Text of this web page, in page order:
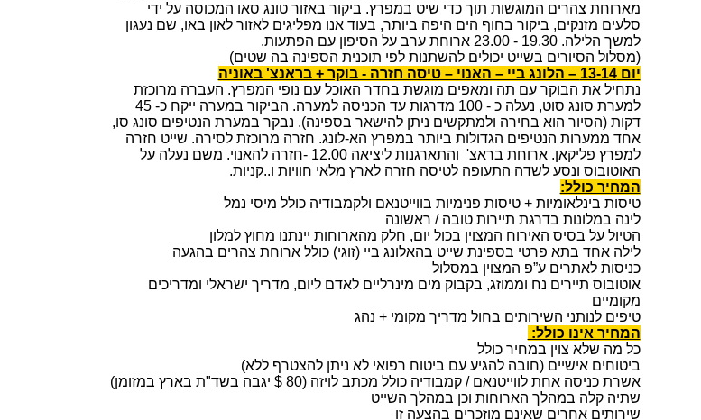
מארוחת צהרים המוגשות תוך כדי שיט במפרץ. ביקור באזור טונג סאו המכוסה על ידי
סלעים מזנקים, ביקור בחוף הים היפה ביותר, בעוד אנו מפליגים לאזור לאון באו, שם נעגון
למשך הלילה. 19.30 - 23.00 ארוחת ערב על הסיפון עם הפתעות.
(מסלול הסיורים בשייט יכולים להשתנות לפי תוכנית הספינה בה שטים)
יום 13-14 – הלונג ביי – האנוי – טיסה חזרה - בוקר + בראנצ' באוניה
נתחיל את הבוקר עם תה ומאפים מוגשת בחדר האוכל עם נופי המפרץ. העברה מרוכזת
למערת סונג סוט, נעלה כ - 100 מדרגות עד הכניסה למערה. הביקור במערה ייקח כ- 45
דקות (הסיור הוא בחירה ולמתקשים ניתן להישאר בספינה). נבקר במערת הנטיפים סונג סו,
אחד ממערות הנטיפים הגדולות ביותר במפרץ הא-לונג. חזרה מרוכזת לסירה. שייט חזרה
למפרץ פליקאן. ארוחת בראצ' והתארגנות ליציאה 12.00 -חזרה להאנוי. משם נעלה על
האוטובוס ונסע לשדה התעופה לטיסה חזרה לארץ מלאי חוויות ו..קניות.
המחיר כולל:
טיסות בינלאומיות + טיסות פנימיות בווייטנאם ולקמבודיה כולל מיסי נמל
לינה במלונות בדרגת תיירות טובה / ראשונה
הטיול על בסיס האירוח המצוין בכול יום, חלק מהארוחות יינתנו מחוץ למלון
לילה אחד בתא פרטי בספינת שייט בהאלונג ביי (זוגי) כולל ארוחת צהרים בהגעה
כניסות לאתרים ע”פ המצוין במסלול
אוטובוס תיירים נח וממוזג, בקבוק מים מינרליים לאדם ליום, מדריך ישראלי ומדריכים
מקומיים
טיפים לנותני השירותים בחול מדריך מקומי + נהג
המחיר אינו כולל:
כל מה שלא צוין במחיר כולל
ביטוחים אישיים (חובה להגיע עם ביטוח רפואי לא ניתן להצטרף ללא)
אשרת כניסה אחת לווייטנאם / קמבודיה כולל מכתב לויזה (80 $ יגבה בשד"ת בארץ במזומן)
שתיה קלה במהלך הארוחות וכן במהלך השייט
שירותים אחרים שאינם מוזכרים בהצעה זו